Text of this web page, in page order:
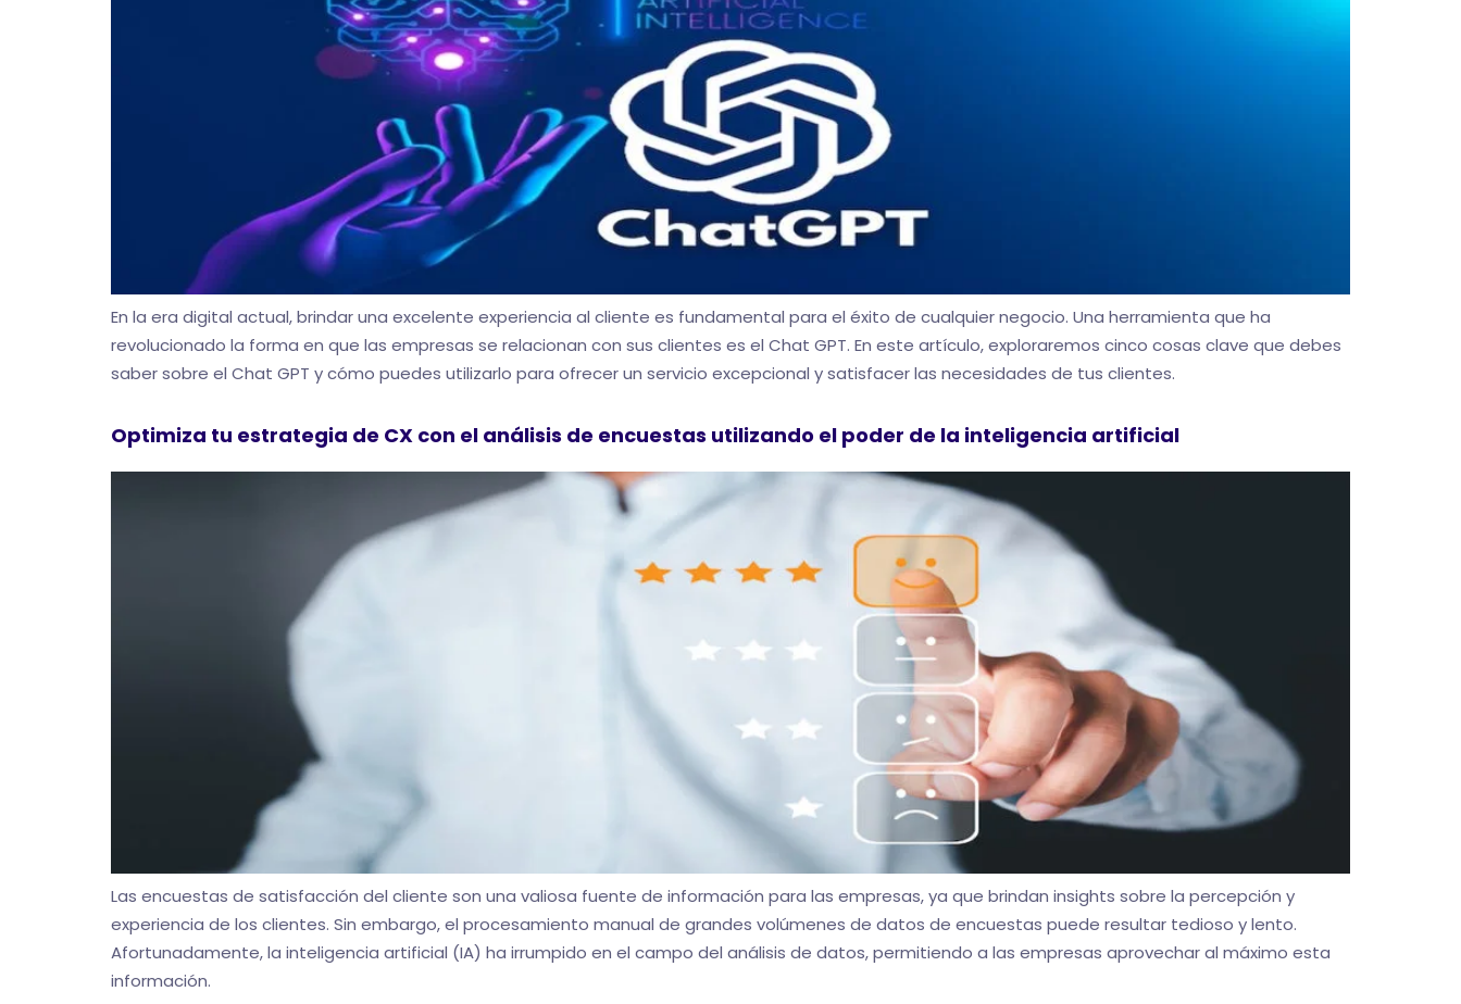
En la era digital actual, brindar una excelente experiencia al cliente es fundamental para el éxito de cualquier negocio. Una herramienta que ha
revolucionado la forma en que las empresas se relacionan con sus clientes es el Chat GPT. En este artículo, exploraremos cinco cosas clave que debes
saber sobre el Chat GPT y cómo puedes utilizarlo para ofrecer un servicio excepcional y satisfacer las necesidades de tus clientes.
Optimiza tu estrategia de CX con el análisis de encuestas utilizando el poder de la inteligencia artificial
Las encuestas de satisfacción del cliente son una valiosa fuente de información para las empresas, ya que brindan insights sobre la percepción y
experiencia de los clientes. Sin embargo, el procesamiento manual de grandes volúmenes de datos de encuestas puede resultar tedioso y lento.
Afortunadamente, la inteligencia artificial (IA) ha irrumpido en el campo del análisis de datos, permitiendo a las empresas aprovechar al máximo esta
información.